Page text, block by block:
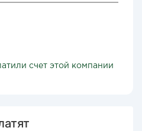
счет этой компании